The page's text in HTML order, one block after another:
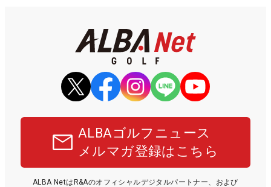
ALBAゴルフニュース
メルマガ登録はこちら
ALBA NetはR&Aのオフィシャルデジタルパートナー、および